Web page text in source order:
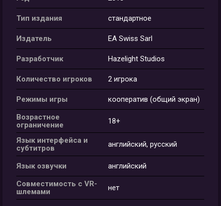
Тип издания стандартное
Издатель EA Swiss Sarl
Разработчик Hazelight Studios
Количество игроков 2 игрока
Режимы игры
кооператив (общий экран)
Возрастное
ограничение
18+
Язык интерфейса и
субтитров
английский, русский
Язык озвучки
английский
Совместимость с VR-
шлемами
нет